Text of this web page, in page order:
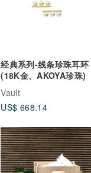
经典系列-线条珍珠耳环
(18K金、AKOYA珍珠)
Vault
US$ 668.14